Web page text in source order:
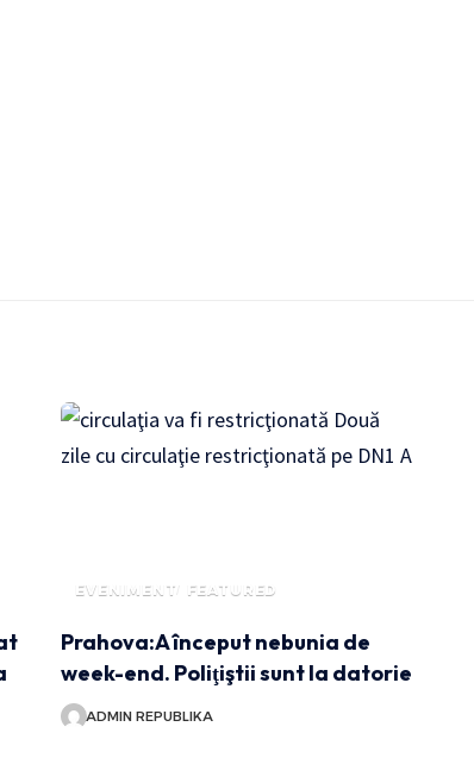
EVENIMENT FEATURED
Prahova:A început nebunia de
week-end. Poliţiştii sunt la datorie
ADMIN REPUBLIKA